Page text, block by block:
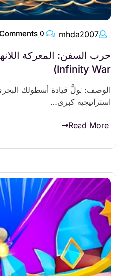
mhda2007
Infinity War)
الوصف: تولَّ قيادة أسطولك
استراتيجية كبرى…
Read More